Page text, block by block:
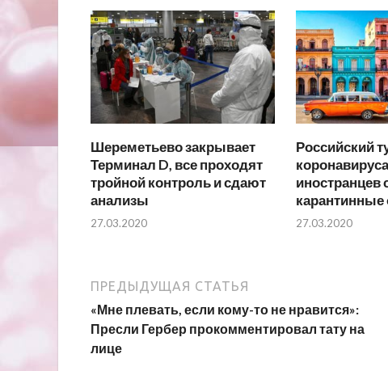
Шереметьево закрывает
Терминал D, все проходят
тройной контроль и сдают
анализы
27.03.2020
Российский
иностранцев
карантинные
27.03.2020
ПРЕДЫДУЩАЯ СТАТЬЯ
«Мне плевать, если кому-то не нравится»:
Пресли Гербер прокомментировал тату на
лице